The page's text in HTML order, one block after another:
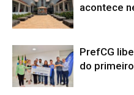
acontece
PrefCG
do